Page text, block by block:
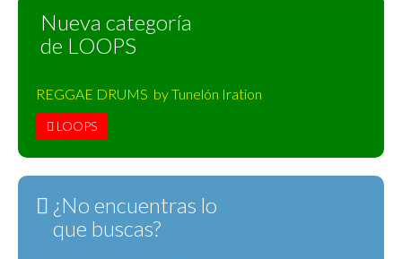
Nueva categoría
de LOOPS
REGGAE DRUMS by Tunelón Iration
LOOPS
¿No encuentras lo
que buscas?